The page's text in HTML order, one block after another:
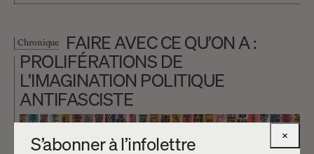
Chronique
FAIRE AVEC CE QU’ON A :
PROLIFÉRATIONS DE
L’IMAGINATION POLITIQUE
ANTIFASCISTE
×
S’abonner à l’infolettre